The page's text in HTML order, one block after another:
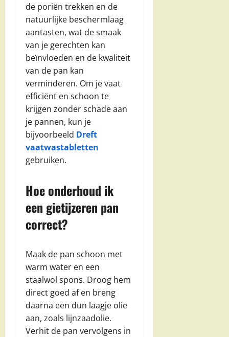
de poriën trekken en de
natuurlijke beschermlaag
aantasten, wat de smaak
van je gerechten kan
beïnvloeden en de kwaliteit
van de pan kan
verminderen. Om je vaat
efficiënt en schoon te
krijgen zonder schade aan
je pannen, kun je
bijvoorbeeld Dreft
vaatwastabletten
gebruiken.
Hoe onderhoud ik
een gietijzeren pan
correct?
Maak de pan schoon met
warm water en een
staalwol spons. Droog hem
direct goed af en breng
daarna een dun laagje olie
aan, zoals lijnzaadolie.
Verhit de pan vervolgens in